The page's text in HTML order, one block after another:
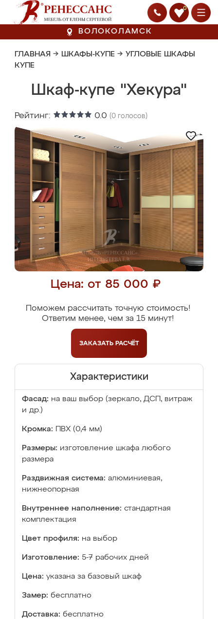
0
ВОЛОКОЛАМСК
ГЛАВНАЯ → ШКАФЫ-КУПЕ → УГЛОВЫЕ ШКАФЫ
КУПЕ
Шкаф-купе "Хекура"
Рейтинг: 0.0 (0 голосов)
Цена: от 85 000 ₽
Поможем рассчитать точную стоимость!
Ответим менее, чем за 15 минут!
ЗАКАЗАТЬ РАСЧЁТ
Характеристики
Фасад: на ваш выбор (зеркало, ДСП, витраж
и др.)
Кромка: ПВХ (0,4 мм)
Размеры: изготовление шкафа любого
размера
Раздвижная система: алюминиевая,
нижнеопорная
Внутреннее наполнение: стандартная
комплектация
Цвет профиля: на выбор
Изготовление: 5-7 рабочих дней
Цена: указана за базовый шкаф
Замер: бесплатно
Доставка: бесплатно